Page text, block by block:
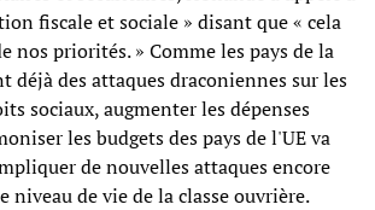
fiscale et sociale » disant que « cela
nos priorités. » Comme les pays de la
déjà des attaques draconiennes sur les
sociaux, augmenter les dépenses
les budgets des pays de l'UE va
de nouvelles attaques encore
niveau de vie de la classe ouvrière.